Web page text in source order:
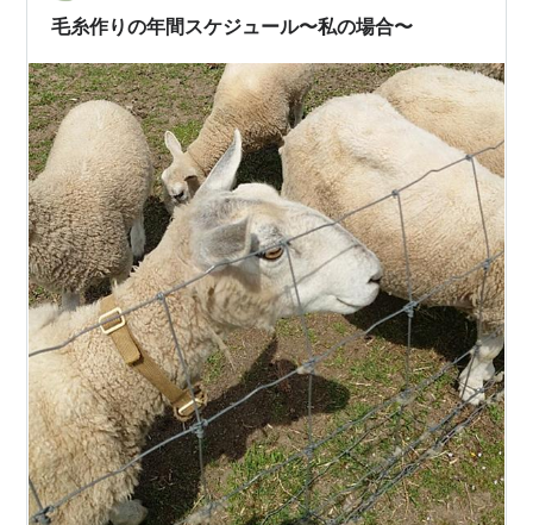
毛糸作りの年間スケジュール〜私の場合〜